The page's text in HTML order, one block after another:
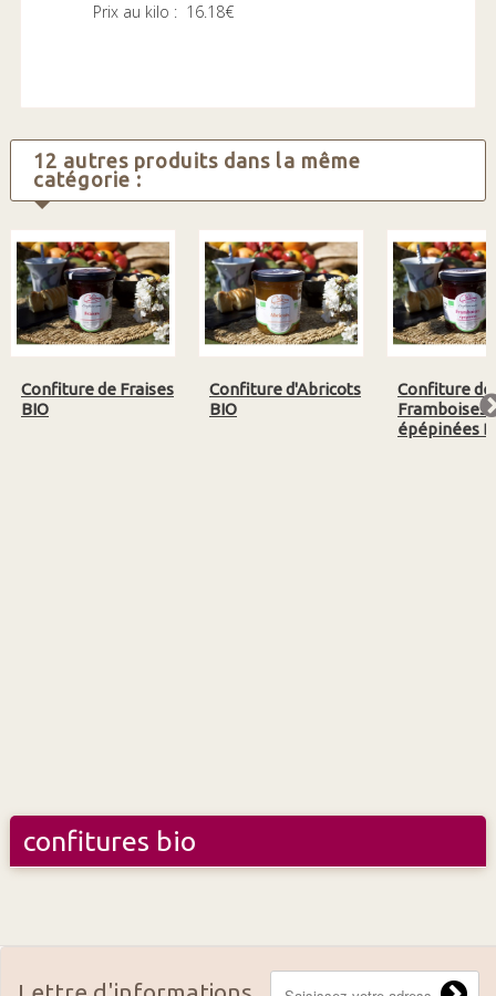
Prix au kilo : 16.18€
12 autres produits dans la même
catégorie :
Confiture de Fraises
BIO
Confiture d'Abricots
BIO
Confiture de
Framboises
épépinées
confitures bio